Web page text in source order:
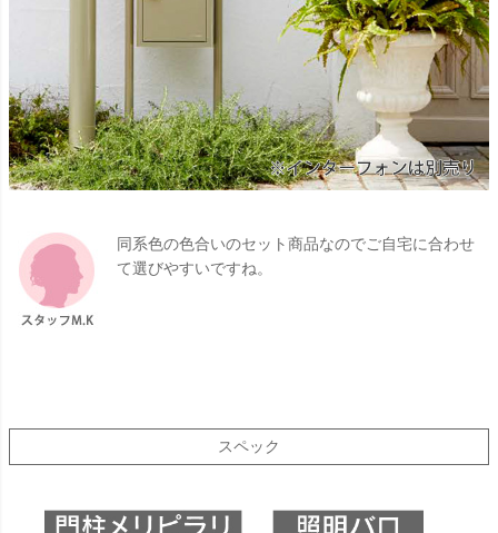
同系色の色合いのセット商品なのでご自宅に合わせ
て選びやすいですね。
スペック